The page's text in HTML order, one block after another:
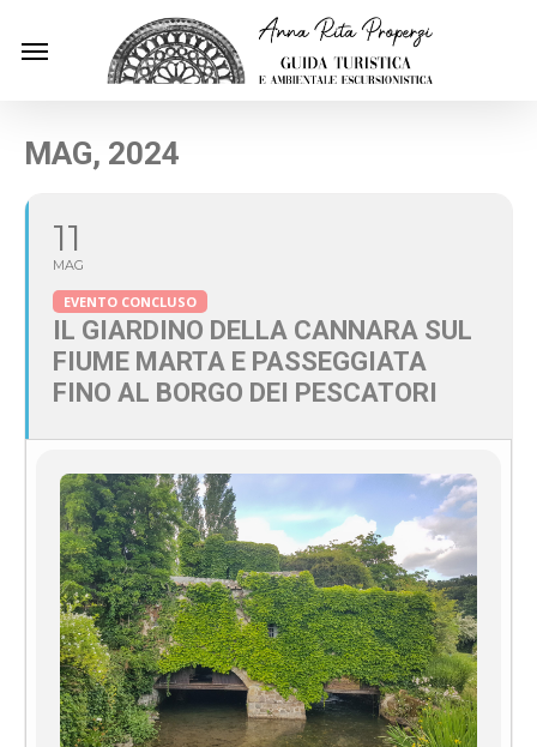
Menu
MAG, 2024
11
MAG
EVENTO CONCLUSO
IL GIARDINO DELLA CANNARA SUL
FIUME MARTA E PASSEGGIATA
FINO AL BORGO DEI PESCATORI